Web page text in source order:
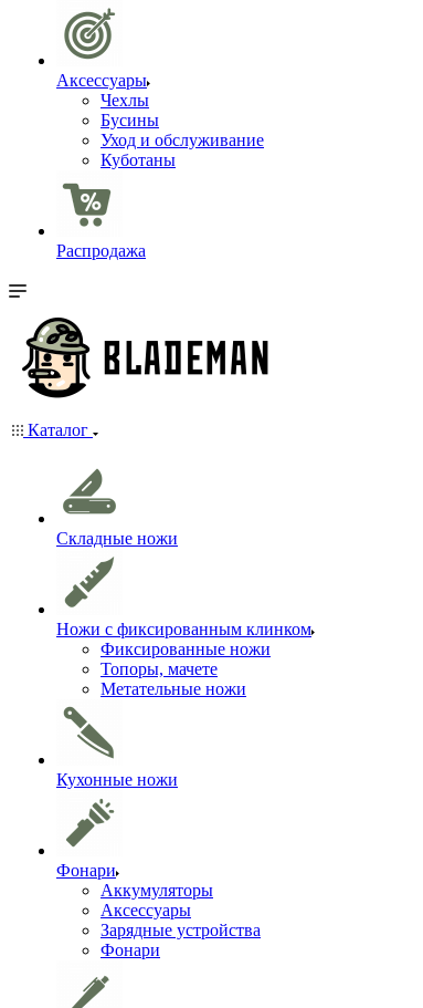
Аксессуары
Чехлы
Бусины
Уход и обслуживание
Куботаны
Распродажа
Каталог
Складные ножи
Ножи с фиксированным клинком
Фиксированные ножи
Топоры, мачете
Метательные ножи
Кухонные ножи
Фонари
Аккумуляторы
Аксессуары
Зарядные устройства
Фонари